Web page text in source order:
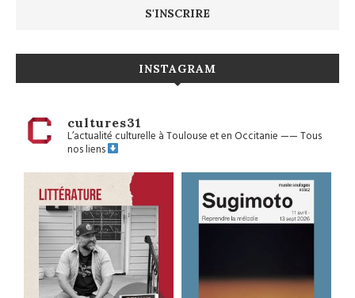
INSTAGRAM
cultures31
L’actualité culturelle à Toulouse et en Occitanie——Tous
nos liens